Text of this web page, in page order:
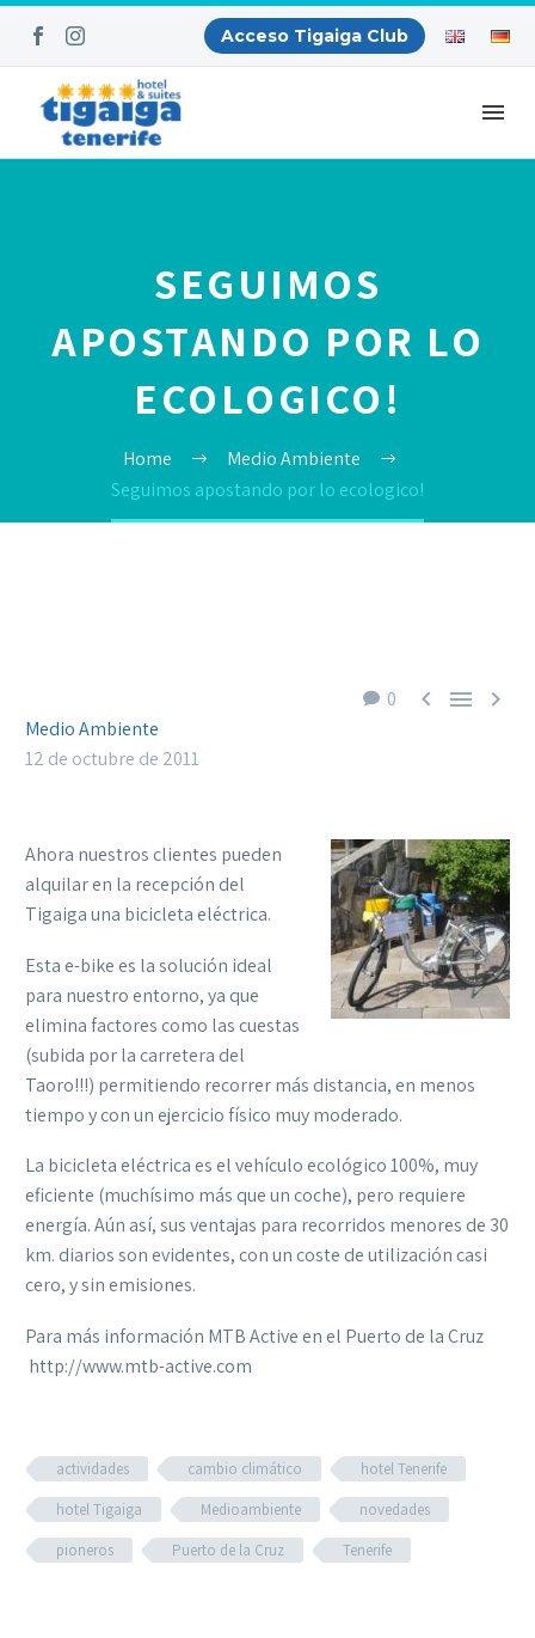
Acceso Tigaiga Club
SEGUIMOS
APOSTANDO POR LO
ECOLOGICO!
Home
Medio Ambiente
Seguimos apostando por lo ecologico!
0   
Medio Ambiente
12 de octubre de 2011
Ahora nuestros clientes pueden
alquilar en la recepción del
Tigaiga una bicicleta eléctrica.
Esta e-bike es la solución ideal
para nuestro entorno, ya que
elimina factores como las cuestas
(subida por la carretera del
Taoro!!!) permitiendo recorrer más distancia, en menos
tiempo y con un ejercicio físico muy moderado.
La bicicleta eléctrica es el vehículo ecológico 100%, muy
eficiente (muchísimo más que un coche), pero requiere
energía. Aún así, sus ventajas para recorridos menores de 30
km. diarios son evidentes, con un coste de utilización casi
cero, y sin emisiones.
Para más información MTB Active en el Puerto de la Cruz
http://www.mtb-active.com
actividades cambio climático
hotel Tenerife
hotel Tigaiga
Medioambiente
novedades
pioneros
Puerto de la Cruz Tenerife